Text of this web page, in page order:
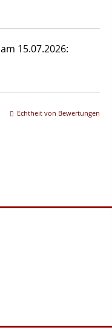
am 15.07.2026:
Echtheit von Bewertungen